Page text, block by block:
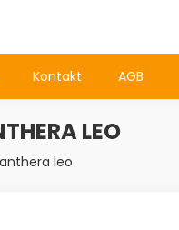
Kontakt AGB
LEO
leo